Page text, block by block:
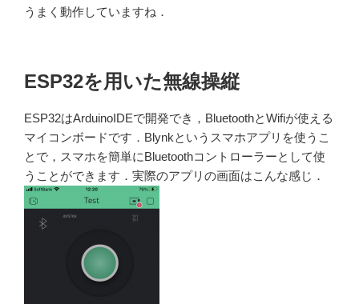
うまく動作していますね．
ESP32を用いた無線操縦
ESP32はArduinoIDEで開発でき，BluetoothとWifiが使える
マイコンボードです．Blynkというスマホアプリを使うこ
とで，スマホを簡単にBluetoothコントローラーとして使
うことができます．実際のアプリの画面はこんな感じ．